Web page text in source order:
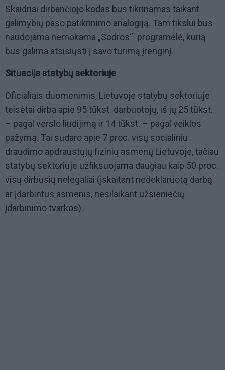
Skaidriai dirbančiojo kodas bus tikrinamas taikant
galimybių paso patikrinimo analogiją. Tam tikslui bus
naudojama nemokama „Sodros“ programėlė, kurią
bus galima atsisiųsti į savo turimą įrenginį.
Situacija statybų sektoriuje
Oficialiais duomenimis, Lietuvoje statybų sektoriuje
teisėtai dirba apie 95 tūkst. darbuotojų, iš jų 25 tūkst.
– pagal verslo liudijimą ir 14 tūkst. – pagal veiklos
pažymą. Tai sudaro apie 7 proc. visų socialiniu
draudimo apdraustųjų fizinių asmenų Lietuvoje, tačiau
statybų sektoriuje užfiksuojama daugiau kaip 50 proc.
visų dirbusių nelegaliai (įskaitant nedeklaruotą darbą
ar įdarbintus asmenis, nesilaikant užsieniečių
įdarbinimo tvarkos).